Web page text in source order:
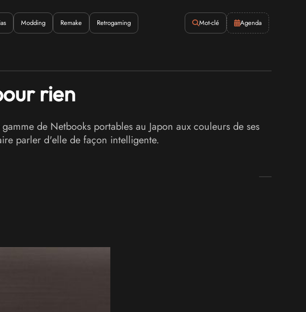
Modding Remake Retrogaming Mot-clé Agenda
rien
de Netbooks portables au Japon aux couleurs de ses
parler d'elle de façon intelligente.